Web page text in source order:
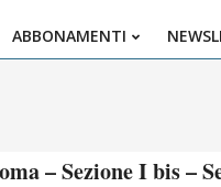
ABBONAMENTI
– Sezione I bis –